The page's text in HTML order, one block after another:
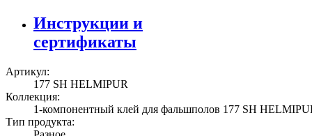
Инструкции и
сертификаты
Артикул:
177 SH HELMIPUR
Коллекция:
1-компонентный клей для фальшполов 177 SH
Тип продукта: